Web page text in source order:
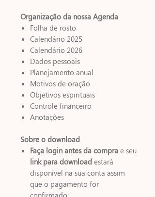
Organização da nossa Agenda
Folha de rosto
Calendário 2025
Calendário 2026
Dados pessoais
Planejamento anual
Motivos de oração
Objetivos espirituais
Controle financeiro
Anotações
Sobre o download
Faça login antes da compra e seu
link para download estará
disponível na sua conta assim
que o pagamento for